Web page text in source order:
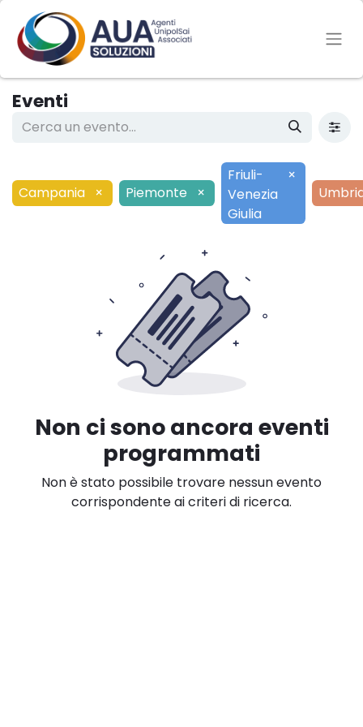
Eventi
Campania × Piemonte ×
Friuli-
Venezia
Giulia
×
Non ci sono ancora eventi
programmati
Non è stato possibile trovare nessun evento
corrispondente ai criteri di ricerca.